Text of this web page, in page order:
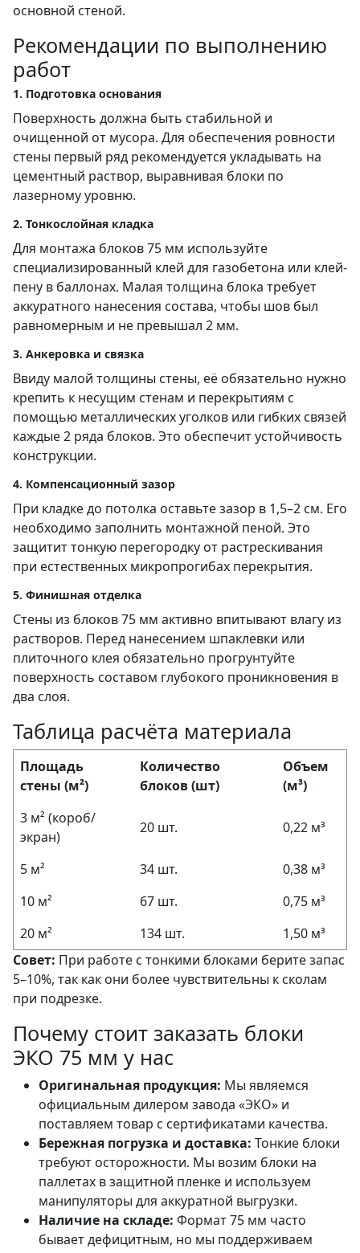
основной стеной.
Рекомендации по выполнению
работ
1. Подготовка основания
Поверхность должна быть стабильной и
очищенной от мусора. Для обеспечения ровности
стены первый ряд рекомендуется укладывать на
цементный раствор, выравнивая блоки по
лазерному уровню.
2. Тонкослойная кладка
Для монтажа блоков 75 мм используйте
специализированный клей для газобетона или клей-
пену в баллонах. Малая толщина блока требует
аккуратного нанесения состава, чтобы шов был
равномерным и не превышал 2 мм.
3. Анкеровка и связка
Ввиду малой толщины стены, её обязательно нужно
крепить к несущим стенам и перекрытиям с
помощью металлических уголков или гибких связей
каждые 2 ряда блоков. Это обеспечит устойчивость
конструкции.
4. Компенсационный зазор
При кладке до потолка оставьте зазор в 1,5–2 см. Его
необходимо заполнить монтажной пеной. Это
защитит тонкую перегородку от растрескивания
при естественных микропрогибах перекрытия.
5. Финишная отделка
Стены из блоков 75 мм активно впитывают влагу из
растворов. Перед нанесением шпаклевки или
плиточного клея обязательно прогрунтуйте
поверхность составом глубокого проникновения в
два слоя.
Таблица расчёта материала
Площадь
стены (м²)
Количество
блоков (шт)
Объем
(м³)
3 м² (короб/
экран)
20 шт. 0,22 м³
5 м² 34 шт.
0,38 м³
10 м²
67 шт.
0,75 м³
20 м²
134 шт.
1,50 м³
Совет: При работе с тонкими блоками берите запас
5–10%, так как они более чувствительны к сколам
при подрезке.
Почему стоит заказать блоки
ЭКО 75 мм у нас
Оригинальная продукция: Мы являемся
официальным дилером завода «ЭКО» и
поставляем товар с сертификатами качества.
Бережная погрузка и доставка: Тонкие блоки
требуют осторожности. Мы возим блоки на
паллетах в защитной пленке и используем
манипуляторы для аккуратной выгрузки.
Наличие на складе: Формат 75 мм часто
бывает дефицитным, но мы поддерживаем